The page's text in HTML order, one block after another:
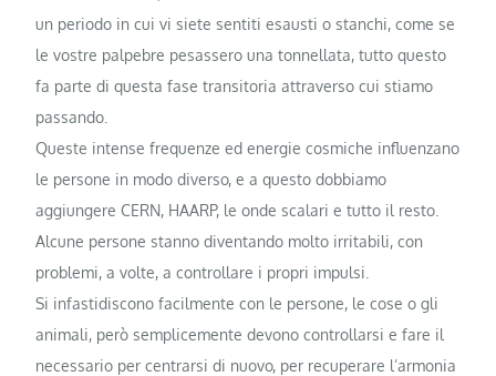
un periodo in cui vi siete sentiti esausti o stanchi, come se
le vostre palpebre pesassero una tonnellata, tutto questo
fa parte di questa fase transitoria attraverso cui stiamo
passando.
Queste intense frequenze ed energie cosmiche influenzano
le persone in modo diverso, e a questo dobbiamo
aggiungere CERN, HAARP, le onde scalari e tutto il resto.
Alcune persone stanno diventando molto irritabili, con
problemi, a volte, a controllare i propri impulsi.
Si infastidiscono facilmente con le persone, le cose o gli
animali, però semplicemente devono controllarsi e fare il
necessario per centrarsi di nuovo, per recuperare l’armonia